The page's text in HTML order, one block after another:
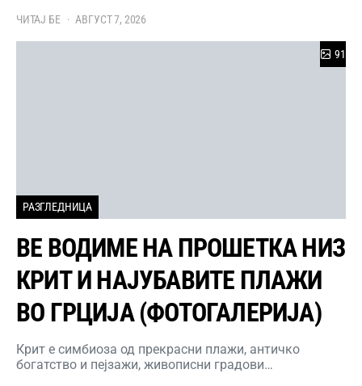
ЧИТАЈ БЕ АВГУСТ 7, 2026
РАЗГЛЕДНИЦА
91
ВЕ ВОДИМЕ НА ПРОШЕТКА НИЗ
КРИТ И НАЈУБАВИТЕ ПЛАЖИ
ВО ГРЦИЈА (ФОТОГАЛЕРИЈА)
Крит е симбиоза од прекрасни плажи, античко
богатство и пејзажи, живописни градови…